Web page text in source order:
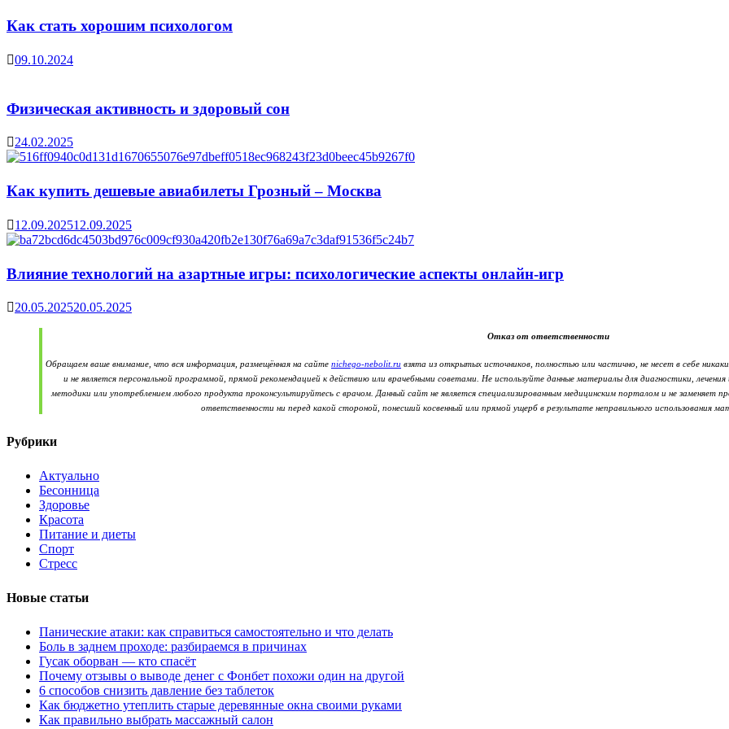
Как стать хорошим психологом
09.10.2024
Физическая активность и здоровый сон
24.02.2025
Как купить дешевые авиабилеты Грозный – Москва
12.09.202512.09.2025
Влияние технологий на азартные игры: психологические аспекты онлайн-игр
20.05.202520.05.2025
Отказ от ответственности
Обращаем ваше внимание, что вся информация, размещённая на сайте nichego-nebolit.ru взята из открытых источников, полностью или частично, не несет в себе
и не является персональной программой, прямой рекомендацией к действию или врачебными советами. Не используйте данные материалы для диагностики,
методики или употреблением любого продукта проконсультируйтесь с врачом. Данный сайт не является специализированным медицинским порталом и не заменяет
ответственности ни перед какой стороной, понесший косвенный или прямой ущерб в результате неправильного использования
Рубрики
Актуально
Бесонница
Здоровье
Красота
Питание и диеты
Спорт
Стресс
Новые статьи
Панические атаки: как справиться самостоятельно и что делать
Боль в заднем проходе: разбираемся в причинах
Гусак оборван — кто спасёт
Почему отзывы о выводе денег с Фонбет похожи один на другой
6 способов снизить давление без таблеток
Как бюджетно утеплить старые деревянные окна своими руками
Как правильно выбрать массажный салон